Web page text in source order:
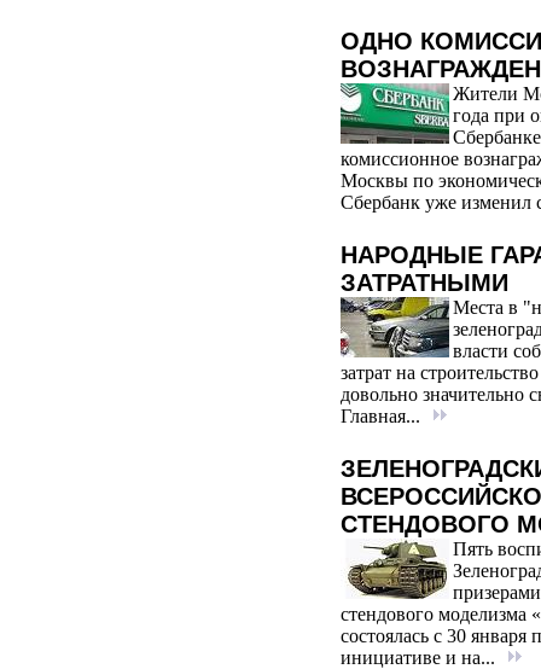
ОДНО
Жители
года при
комиссионное
Москвы по
Сбербанк уже изменил
НАРОДНЫЕ
ЗАТРАТНЫМИ
Места в
власти
затрат на
довольно значительно
Главная...
СТЕНДОВОГО
Пять
стендового моделизма
состоялась с 30
инициативе и на...